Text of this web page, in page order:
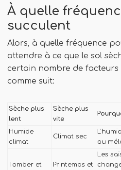
À quelle
succulent
Alors, à quelle fréquence
attendre à ce que le sol
certain nombre de facteurs
comme suit:
Sèche plus
lent
Sèche plus
vite
Humide
climat
Climat sec
au
Tomber et
Printemps et
Les